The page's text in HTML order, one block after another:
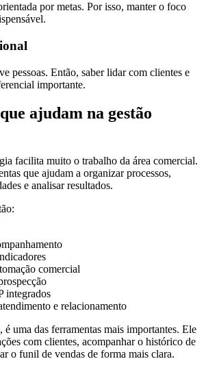
por metas. Por isso, manter o foco
pessoas. Então, saber lidar com clientes e
importante.
ajudam na gestão
facilita muito o trabalho da área comercial.
que ajudam a organizar processos,
e analisar resultados.
comercial
integrados
e relacionamento
uma das ferramentas mais importantes. Ele
com clientes, acompanhar o histórico de
o funil de vendas de forma mais clara.